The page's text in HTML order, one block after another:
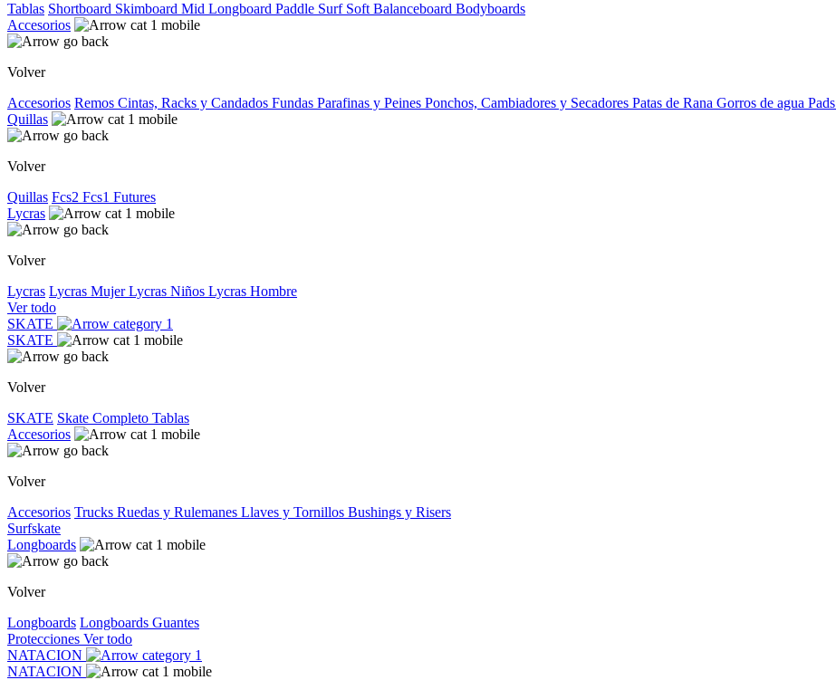
Tablas Shortboard Skimboard Mid Longboard Paddle Surf Soft Balanceboard Bodyboards
Accesorios
Volver
Accesorios Remos Cintas, Racks y Candados Fundas Parafinas y Peines Ponchos, Cambiadores y Secadores Patas de Rana Gorros de agua Pads
Quillas
Volver
Quillas Fcs2 Fcs1 Futures
Lycras
Volver
Lycras Lycras MujerLycras Niños Lycras Hombre
Ver todo
SKATE
SKATE
Volver
SKATE Skate Completo Tablas
Accesorios
Volver
Accesorios Trucks Ruedas y Rulemanes Llaves y Tornillos Bushings y Risers
Surfskate
Longboards
Volver
Longboards Longboards Guantes
Protecciones Ver todo
NATACION
NATACION